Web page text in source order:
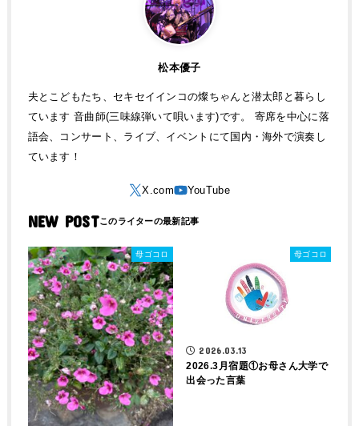
松本優子
夫とこどもたち、セキセイインコの燦ちゃんと潜太郎と暮らし
ています 音曲師(三味線弾いて唄います)です。 寄席を中心に落
語会、コンサート、ライブ、イベントにて国内・海外で演奏し
ています！
NEW POST
母ゴコロ 母ゴコロ
2026.03.13
2026.3月宿題①お母さん大学で
出会った言葉